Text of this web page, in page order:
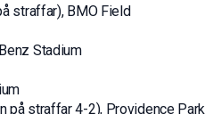
straffar), BMO Field
Stadium
på straffar 4-2), Providence Park